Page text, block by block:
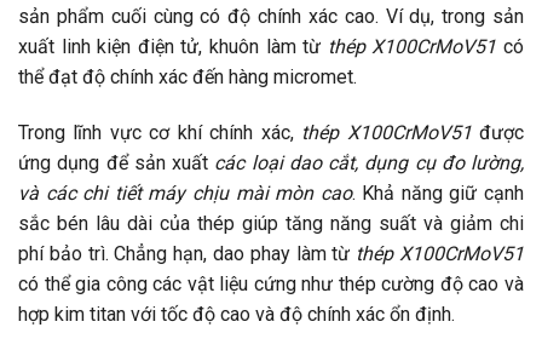
sản phẩm cuối cùng có độ chính xác cao. Ví dụ, trong sản
xuất linh kiện điện tử, khuôn làm từ thép X100CrMoV51 có
thể đạt độ chính xác đến hàng micromet.
Trong lĩnh vực cơ khí chính xác, thép X100CrMoV51được
ứng dụng để sản xuất các loại dao cắt, dụng cụ đo lường,
và các chi tiết máy chịu mài mòn cao. Khả năng giữ cạnh
sắc bén lâu dài của thép giúp tăng năng suất và giảm chi
phí bảo trì. Chẳng hạn, dao phay làm từ thép X100CrMoV51
có thể gia công các vật liệu cứng như thép cường độ cao và
hợp kim titan với tốc độ cao và độ chính xác ổn định.